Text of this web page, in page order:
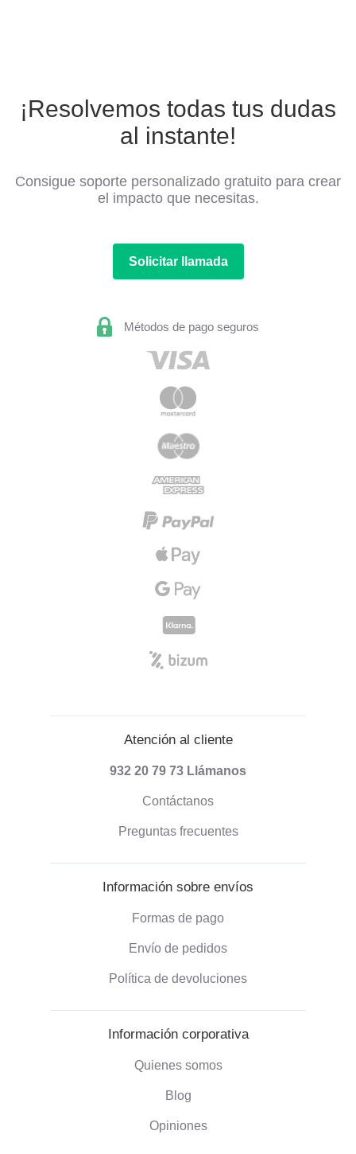
¡Resolvemos todas tus dudas
al instante!
Consigue soporte personalizado gratuito para crear
el impacto que necesitas.
Solicitar llamada
Métodos de pago seguros
Atención al cliente
932 20 79 73 Llámanos
Contáctanos
Preguntas frecuentes
Información sobre envíos
Formas de pago
Envío de pedidos
Política de devoluciones
Información corporativa
Quienes somos
Blog
Opiniones